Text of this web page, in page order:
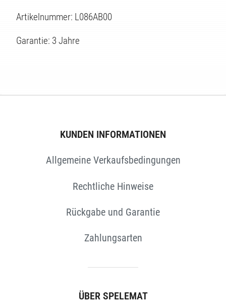
Artikelnummer: L086AB00
Garantie: 3 Jahre
KUNDEN INFORMATIONEN
Allgemeine Verkaufsbedingungen
Rechtliche Hinweise
Rückgabe und Garantie
Zahlungsarten
ÜBER SPELEMAT